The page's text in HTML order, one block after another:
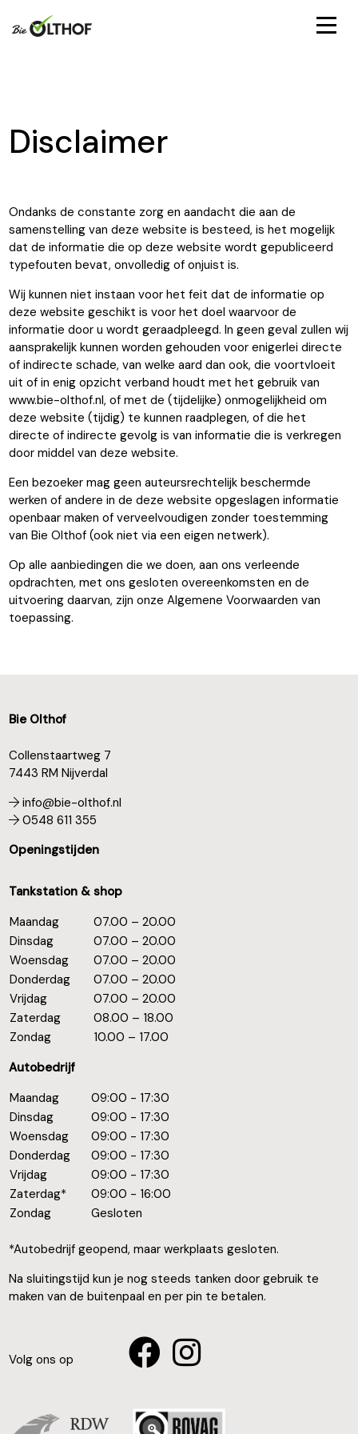
Disclaimer
Ondanks de constante zorg en aandacht die aan de
samenstelling van deze website is besteed, is het mogelijk
dat de informatie die op deze website wordt gepubliceerd
typefouten bevat, onvolledig of onjuist is.
Wij kunnen niet instaan voor het feit dat de informatie op
deze website geschikt is voor het doel waarvoor de
informatie door u wordt geraadpleegd. In geen geval zullen wij
aansprakelijk kunnen worden gehouden voor enigerlei directe
of indirecte schade, van welke aard dan ook, die voortvloeit
uit of in enig opzicht verband houdt met het gebruik van
www.bie-olthof.nl, of met de (tijdelijke) onmogelijkheid om
deze website (tijdig) te kunnen raadplegen, of die het
directe of indirecte gevolg is van informatie die is verkregen
door middel van deze website.
Een bezoeker mag geen auteursrechtelijk beschermde
werken of andere in de deze website opgeslagen informatie
openbaar maken of verveelvoudigen zonder toestemming
van Bie Olthof (ook niet via een eigen netwerk).
Op alle aanbiedingen die we doen, aan ons verleende
opdrachten, met ons gesloten overeenkomsten en de
uitvoering daarvan, zijn onze Algemene Voorwaarden van
toepassing.
Bie Olthof
Collenstaartweg 7
7443 RM Nijverdal
info@bie-olthof.nl
0548 611 355
Openingstijden
Tankstation & shop
Maandag
07.00 – 20.00
Dinsdag
07.00 – 20.00
Woensdag
07.00 – 20.00
Donderdag
07.00 – 20.00
Vrijdag
07.00 – 20.00
Zaterdag
08.00 – 18.00
Zondag
10.00 – 17.00
Autobedrijf
Maandag
09:00 - 17:30
Dinsdag
09:00 - 17:30
Woensdag
09:00 - 17:30
Donderdag
09:00 - 17:30
Vrijdag
09:00 - 17:30
Zaterdag*
09:00 - 16:00
Zondag
Gesloten
*Autobedrijf geopend, maar werkplaats gesloten.
Na sluitingstijd kun je nog steeds tanken door gebruik te
maken van de buitenpaal en per pin te betalen.
Volg ons op